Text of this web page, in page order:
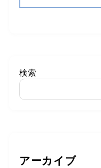
検索
アーカイブ